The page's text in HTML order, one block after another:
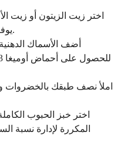
اختر زيت الزيتون أو زيت
يوفر دهونًا صحية للقلب تدعم الشفاء.
أضف الأسماك
املأ نصف طبقك بالخضروات
اختر خبز الحبوب
المكررة لإدارة نسبة